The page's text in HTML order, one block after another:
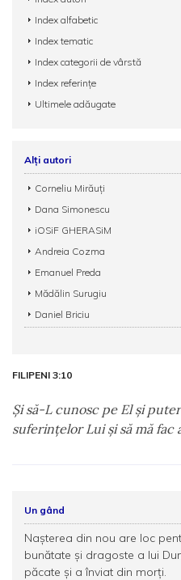
Index alfabetic
Index tematic
Index categorii de vârstă
Index referințe
Ultimele adăugate
Alți autori
Corneliu Mirăuţi
Dana Simonescu
iOSiF GHERASiM
Andreia Cozma
Emanuel Preda
Mădălin Surugiu
Daniel Briciu
FILIPENI 3:10
Şi să-L cunosc pe El şi
suferinţelor Lui şi să mă fac
Un gând
Naşterea din nou are loc
bunătate şi dragoste a lui
păcate şi a înviat din morţi.